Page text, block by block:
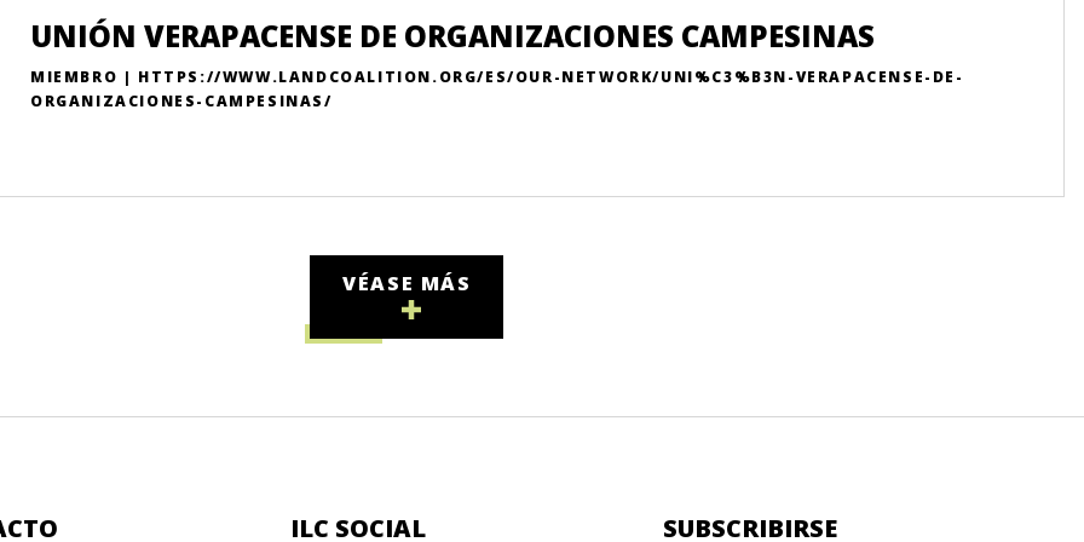
UNIÓN VERAPACENSE DE ORGANIZACIONES CAMPESINAS
MIEMBRO | HTTPS://WWW.LANDCOALITION.ORG/ES/OUR-NETWORK/UNI%C3%B3N-VERAPACENSE-DE-
ORGANIZACIONES-CAMPESINAS/
VÉASE MÁS
ILC SOCIAL SUBSCRIBIRSE